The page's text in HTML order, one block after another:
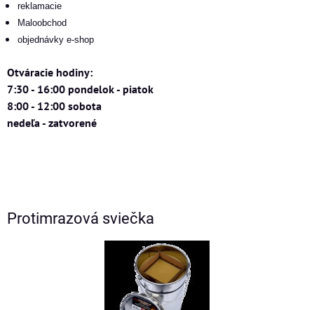
reklamacie
Maloobchod
objednávky e-shop
Otváracie hodiny:
7:30 - 16:00 pondelok - piatok
8:00 - 12:00 sobota
nedeľa - zatvorené
Protimrazová sviečka